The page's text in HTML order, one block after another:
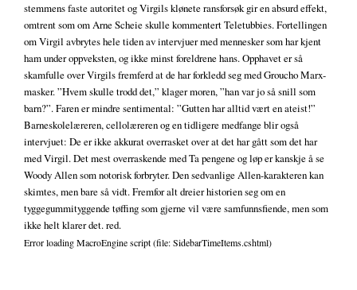
stemmens faste autoritet og Virgils klønete ransforsøk gir en absurd effekt,
omtrent som om Arne Scheie skulle kommentert Teletubbies. Fortellingen
om Virgil avbrytes hele tiden av intervjuer med mennesker som har kjent
ham under oppveksten, og ikke minst foreldrene hans. Opphavet er så
skamfulle over Virgils fremferd at de har forkledd seg med Groucho Marx-
masker. ”Hvem skulle trodd det,” klager moren, ”han var jo så snill som
barn?”. Faren er mindre sentimental: ”Gutten har alltid vært en ateist!”
Barneskolelæreren, cellolæreren og en tidligere medfange blir også
intervjuet: De er ikke akkurat overrasket over at det har gått som det har
med Virgil. Det mest overraskende med Ta pengene og løp er kanskje å se
Woody Allen som notorisk forbryter. Den sedvanlige Allen-karakteren kan
skimtes, men bare så vidt. Fremfor alt dreier historien seg om en
tyggegummityggende tøffing som gjerne vil være samfunnsfiende, men som
ikke helt klarer det. red.
Error loading MacroEngine script (file: SidebarTimeItems.cshtml)